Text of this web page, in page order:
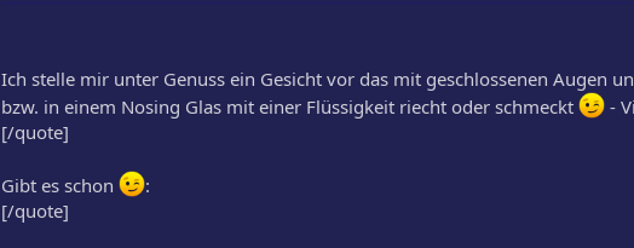
Ich stelle mir unter Genuss ein Gesicht vor das mit geschlossenen Augen
bzw. in einem Nosing Glas mit einer Flüssigkeit riecht oder schmeckt
-
[/quote]
Gibt es schon
:
[/quote]